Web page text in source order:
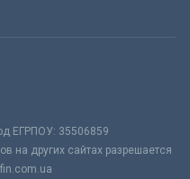
ЕГРПОУ: 35506859
на других сайтах разрешается